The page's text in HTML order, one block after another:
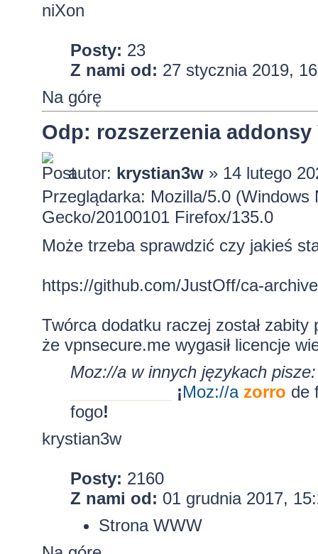
niXon
Posty: 23
Z nami od: 27 stycznia 2019,
Na górę
Odp: rozszerzenia addonsy
autor: krystian3w» 14 lutego
Przeglądarka: Mozilla/5.0
Gecko/20100101 Firefox/135.0
Może trzeba sprawdzić czy jakieś
https://github.com/JustOff/ca-
Twórca dodatku raczej został
że vpnsecure.me wygasił licencje
Moz://a w innych językach pisze:
¡Moz://a zorro de
fogo!
krystian3w
Posty: 2160
Z nami od: 01 grudnia 2017,
Strona WWW